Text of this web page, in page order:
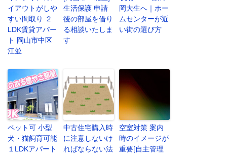
イアウトがしや
すい間取り ２
LDK賃貸アパー
ト 岡山市中区
江並
生活保護 申請
後の部屋を借り
る相談いたしま
す
岡大生へ｜ホー
ムセンターが近
い街の選び方
ペット可 小型
犬・猫飼育可能
１LDKアパート
中古住宅購入時
に注意しないけ
ればならない法
空室対策 案内
時のイメージが
重要[自主管理